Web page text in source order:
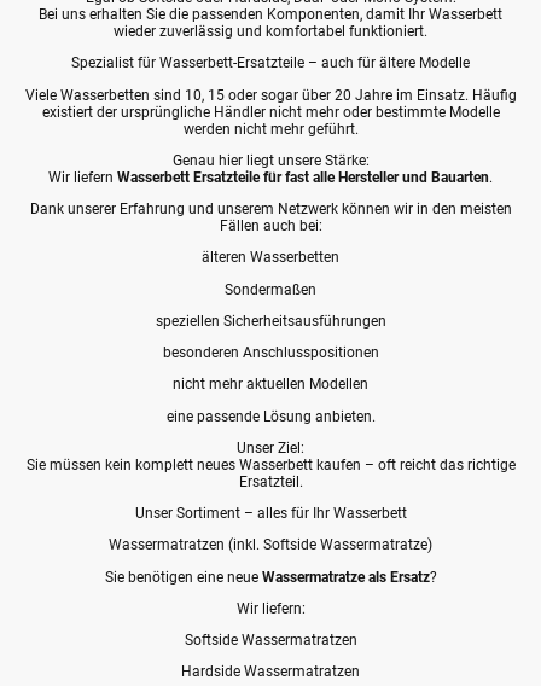
Bei uns erhalten Sie die passenden Komponenten, damit Ihr Wasserbett
wieder zuverlässig und komfortabel funktioniert.
Spezialist für Wasserbett-Ersatzteile – auch für ältere Modelle
Viele Wasserbetten sind 10, 15 oder sogar über 20 Jahre im Einsatz. Häufig
existiert der ursprüngliche Händler nicht mehr oder bestimmte Modelle
werden nicht mehr geführt.
Genau hier liegt unsere Stärke:
Wir liefern Wasserbett Ersatzteile für fast alle Hersteller und Bauarten.
Dank unserer Erfahrung und unserem Netzwerk können wir in den meisten
Fällen auch bei:
älteren Wasserbetten
Sondermaßen
speziellen Sicherheitsausführungen
besonderen Anschlusspositionen
nicht mehr aktuellen Modellen
eine passende Lösung anbieten.
Unser Ziel:
Sie müssen kein komplett neues Wasserbett kaufen – oft reicht das richtige
Ersatzteil.
Unser Sortiment – alles für Ihr Wasserbett
Wassermatratzen (inkl. Softside Wassermatratze)
Sie benötigen eine neue Wassermatratze als Ersatz?
Wir liefern:
Softside Wassermatratzen
Hardside Wassermatratzen